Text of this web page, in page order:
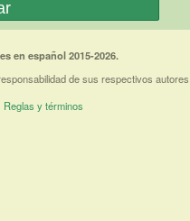
en español 2015-2026.
de sus respectivos
Reglas y términos